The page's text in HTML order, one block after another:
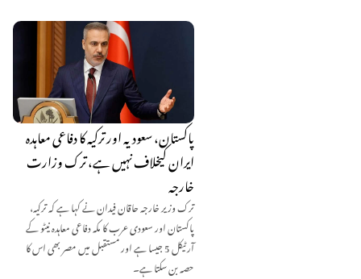
پاکستان، سعودیہ اور ترکیہ کا دفاعی معاہدہ
ایران کیخلاف نہیں ہے، ترک وزارت
خارجہ
ترک وزیر خارجہ حاقان فیدان نے کہا ہے کہ ترکیہ،
پاکستان اور سعودی عرب کا مکہ دفاعی معاہدہ نیٹو کے
آرٹیکل 5 جیسا ہے اور مستقبل میں مصر بھی اس کا
حصہ بن سکتا ہے۔